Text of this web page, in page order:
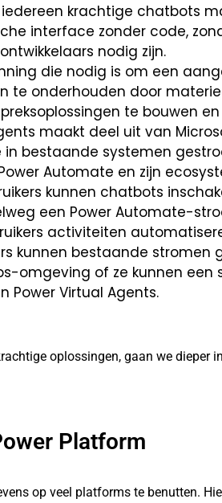
iedereen krachtige chatbots
interface zonder code,
nodig zijn.
die nodig is om een
te onderhouden door
te bouwen
maakt deel uit van
bestaande systemen
Automate en zijn
kunnen chatbots
een Power Automate-
activiteiten
kunnen bestaande stromen
omgeving of ze kunnen een
Power Virtual Agents.
oplossingen, gaan we dieper
Platform
op veel platforms te benutten.